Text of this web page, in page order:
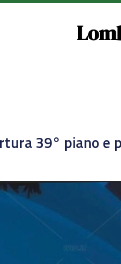
39° piano e